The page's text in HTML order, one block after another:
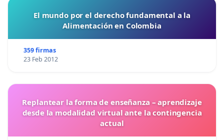
El mundo por el derecho fundamental a la
Alimentación en Colombia
359 firmas
23 Feb 2012
Replantear la forma de enseñanza – aprendizaje
desde la modalidad virtual ante la contingencia
actual